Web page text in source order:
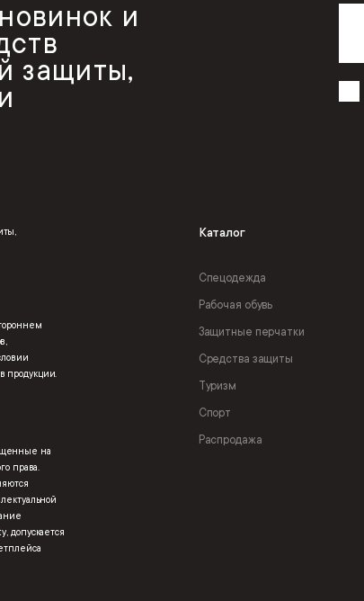
и
защиты,
продукции.
на
права.
допускается
Каталог
Спецодежда
Рабочая обувь
Защитные перчатки
Средства защиты
Туризм
Спорт
Распродажа